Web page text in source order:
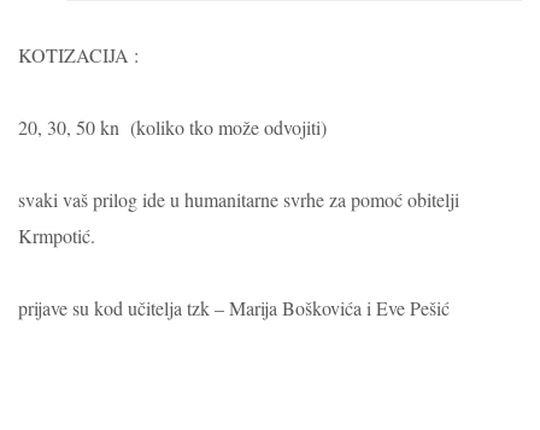
KOTIZACIJA :
20, 30, 50 kn (koliko tko može odvojiti)
svaki vaš prilog ide u humanitarne svrhe za pomoć obitelji
Krmpotić.
prijave su kod učitelja tzk – Marija Boškovića i Eve Pešić